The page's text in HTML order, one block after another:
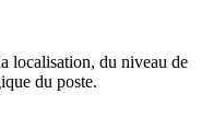
localisation, du niveau de
du poste.